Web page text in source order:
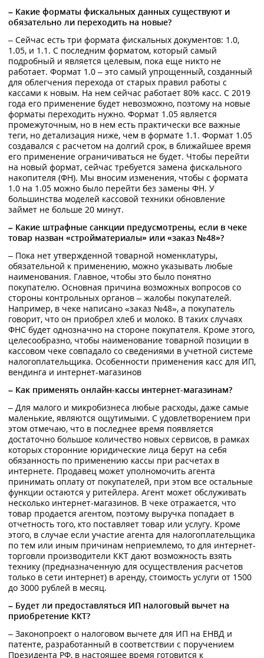
– Какие форматы фискальных данных существуют и
обязательно ли переходить на новые?
– Сейчас есть три формата фискальных документов: 1.0,
1.05, и 1.1. С последним форматом, который самый
подробный и является целевым, пока еще никто не
работает. Формат 1.0 – это самый упрощенный, созданный
для облегчения перехода от старых правил работы с
кассами к новым. На нем сейчас работает 80% касс. С 2019
года его применение будет невозможно, поэтому на новые
форматы переходить нужно. Формат 1.05 является
промежуточным, но в нем есть практически все важные
теги, но детализация ниже, чем в формате 1.1. Формат 1.05
создавался с расчетом на долгий срок, в ближайшее время
его применение ограничиваться не будет. Чтобы перейти
на новый формат, сейчас требуется замена фискального
накопителя (ФН). Мы вносим изменения, чтобы с формата
1.0 на 1.05 можно было перейти без замены ФН. У
большинства моделей кассовой техники обновление
займет не больше 20 минут.
– Какие штрафные санкции предусмотрены, если в чеке
товар назван «стройматериалы» или «заказ №48»?
– Пока нет утвержденной товарной номенклатуры,
обязательной к применению, можно указывать любые
наименования. Главное, чтобы это было понятно
покупателю. Основная причина возможных вопросов со
стороны контрольных органов – жалобы покупателей.
Например, в чеке написано «заказ №48», а покупатель
говорит, что он приобрел хлеб и молоко. В таких случаях
ФНС будет однозначно на стороне покупателя. Кроме этого,
целесообразно, чтобы наименование товарной позиции в
кассовом чеке совпадало со сведениями в учетной системе
налогоплательщика. Особенности применения касс для ИП,
вендинга и интернет-магазинов
– Как применять онлайн-кассы интернет-магазинам?
– Для малого и микробизнеса любые расходы, даже самые
маленькие, являются ощутимыми. С удовлетворением при
этом отмечаю, что в последнее время появляется
достаточно большое количество новых сервисов, в рамках
которых сторонние юридические лица берут на себя
обязанность по применению кассы при расчетах в
интернете. Продавец может уполномочить агента
принимать оплату от покупателей, при этом все остальные
функции остаются у ритейлера. Агент может обслуживать
несколько интернет-магазинов. В чеке отражается, что
товар продается агентом, поэтому выручка попадает в
отчетность того, кто поставляет товар или услугу. Кроме
этого, в случае если участие агента для налогоплательщика
по тем или иным причинам неприемлемо, то для интернет-
торговли производители ККТ дают возможность взять
технику (предназначенную для осуществления расчетов
только в сети интернет) в аренду, стоимость услуги от 1500
до 3000 рублей в месяц.
– Будет ли предоставляться ИП налоговый вычет на
приобретение ККТ?
– Законопроект о налоговом вычете для ИП на ЕНВД и
патенте, разработанный в соответствии с поручением
Президента РФ, в настоящее время готовится к